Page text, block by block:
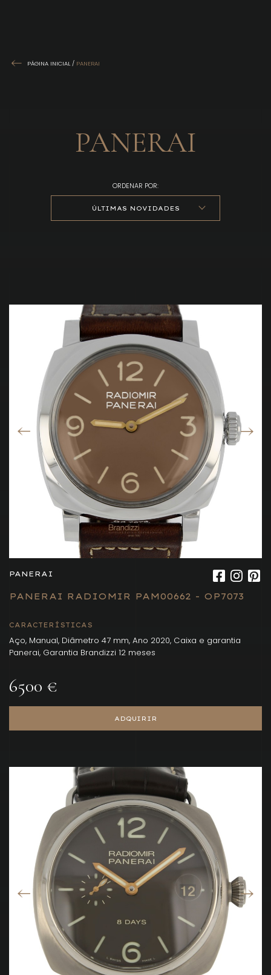
PÁGINA INICIAL / PANERAI
PANERAI
ORDENAR POR:
ÚLTIMAS NOVIDADES
PANERAI
PANERAI RADIOMIR PAM00662 - OP7073
CARACTERÍSTICAS
Aço, Manual, Diâmetro 47 mm, Ano 2020, Caixa e garantia
Panerai, Garantia Brandizzi 12 meses
6500 €
ADQUIRIR